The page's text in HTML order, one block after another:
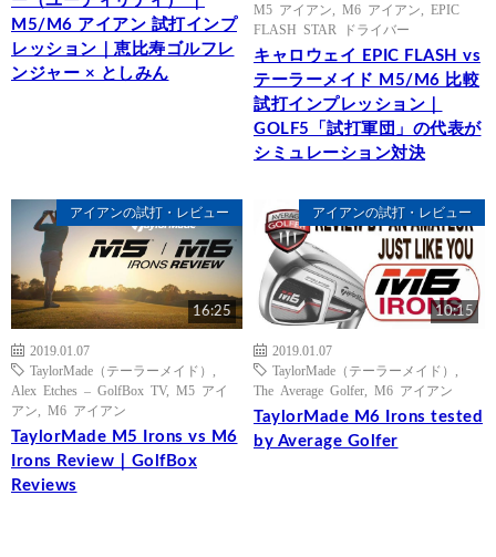
M5/M6 アイアン 試打インプ
レッション｜恵比寿ゴルフレ
ンジャー × としみん
M5 アイアン
M6 アイアン
EPIC
FLASH STAR ドライバー
キャロウェイ EPIC FLASH vs
テーラーメイド M5/M6 比較
試打インプレッション｜
GOLF5「試打軍団」の代表が
シミュレーション対決
アイアンの試打・レビュー
16:25
2019.01.07
TaylorMade（テーラーメイド）
Alex Etches – GolfBox TV, M5 アイ
アン
M6 アイアン
TaylorMade M5 Irons vs M6
Irons Review｜GolfBox
Reviews
アイアンの試打・レビュー
10:15
2019.01.07
TaylorMade（テーラーメイド）
The Average Golfer
M6 アイアン
TaylorMade M6 Irons tested
by Average Golfer